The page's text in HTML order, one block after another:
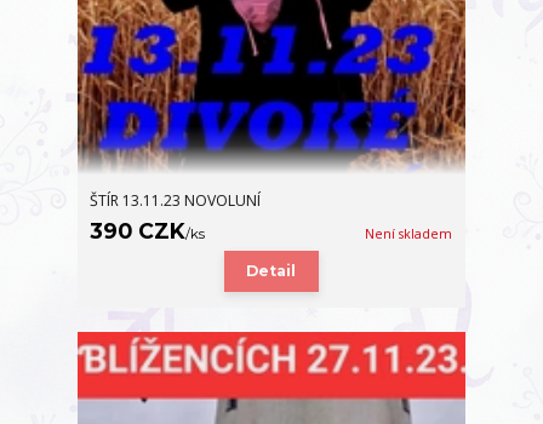
ŠTÍR 13.11.23 NOVOLUNÍ
390 CZK/ks Není skladem
Detail